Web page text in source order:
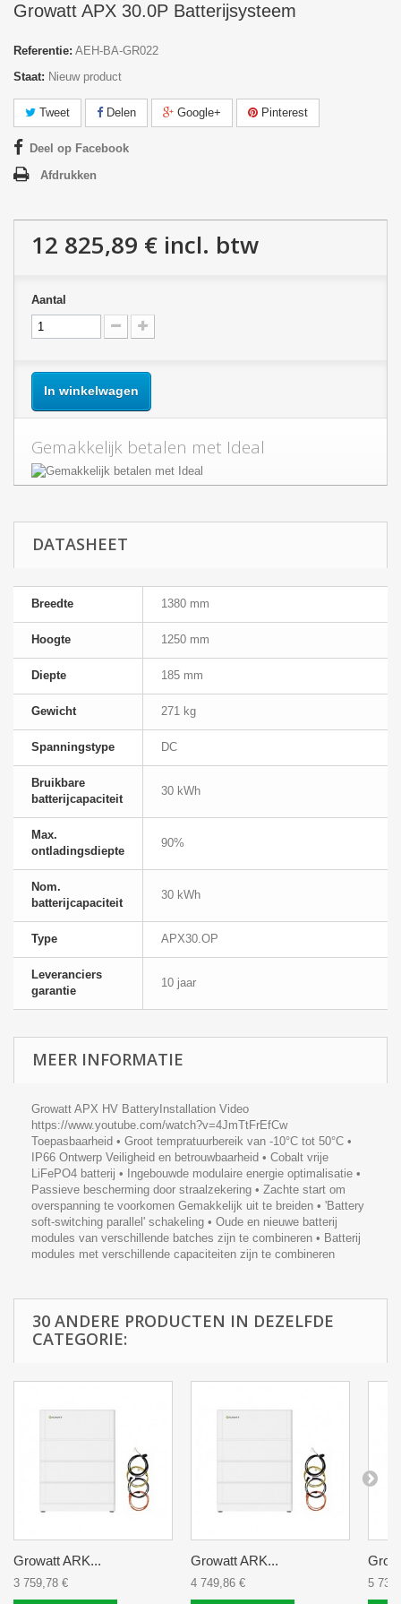
Growatt APX 30.0P Batterijsysteem
Referentie: AEH-BA-GR022
Staat: Nieuw product
Tweet Delen Google+ Pinterest
Deel op Facebook
Afdrukken
12 825,89 € incl. btw
Aantal
In winkelwagen
Gemakkelijk betalen met Ideal
DATASHEET
Breedte 1380 mm
Hoogte 1250 mm
Diepte 185 mm
Gewicht 271 kg
Spanningstype DC
Bruikbare
batterijcapaciteit
30 kWh
Max.
ontladingsdiepte
90%
Nom.
batterijcapaciteit
30 kWh
Type APX30.OP
Leveranciers
garantie
10 jaar
MEER INFORMATIE
Growatt APX HV BatteryInstallation Video
https://www.youtube.com/watch?v=4JmTtFrEfCw
Toepasbaarheid • Groot tempratuurbereik van -10°C tot 50°C •
IP66 Ontwerp Veiligheid en betrouwbaarheid • Cobalt vrije
LiFePO4 batterij • Ingebouwde modulaire energie optimalisatie •
Passieve bescherming door straalzekering • Zachte start om
overspanning te voorkomen Gemakkelijk uit te breiden • 'Battery
soft-switching parallel' schakeling • Oude en nieuwe batterij
modules van verschillende batches zijn te combineren • Batterij
modules met verschillende capaciteiten zijn te combineren
30 ANDERE PRODUCTEN IN DEZELFDE
CATEGORIE:
Growatt ARK...
3 759,78 €
Growatt ARK...
4 749,86 € 5